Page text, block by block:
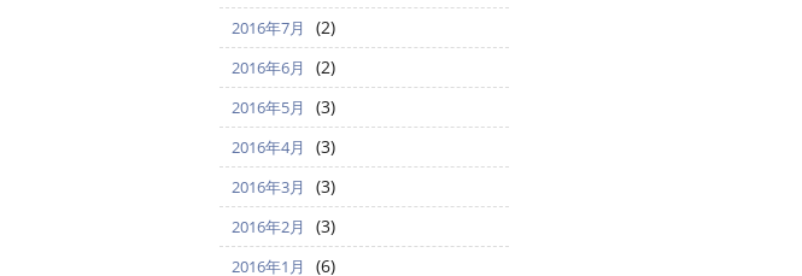
2016年7月 (2)
2016年6月 (2)
2016年5月 (3)
2016年4月 (3)
2016年3月 (3)
2016年2月 (3)
2016年1月 (6)